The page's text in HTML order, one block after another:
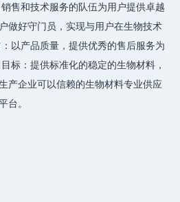
售和技术服务的队伍为用户提供卓越
做好守门员，实现与用户在生物技术
以产品质量，提供优秀的售后服务为
标：提供标准化的稳定的生物材料，
产企业可以信赖的生物材料专业供应
台。